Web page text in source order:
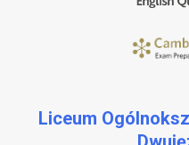
Liceum